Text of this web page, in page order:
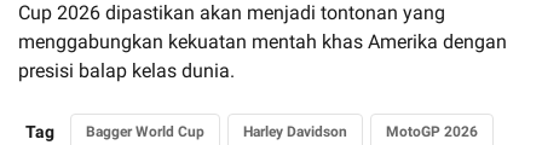
Cup 2026 dipastikan akan menjadi tontonan yang
menggabungkan kekuatan mentah khas Amerika dengan
presisi balap kelas dunia.
Tag Bagger World Cup Harley Davidson MotoGP 2026